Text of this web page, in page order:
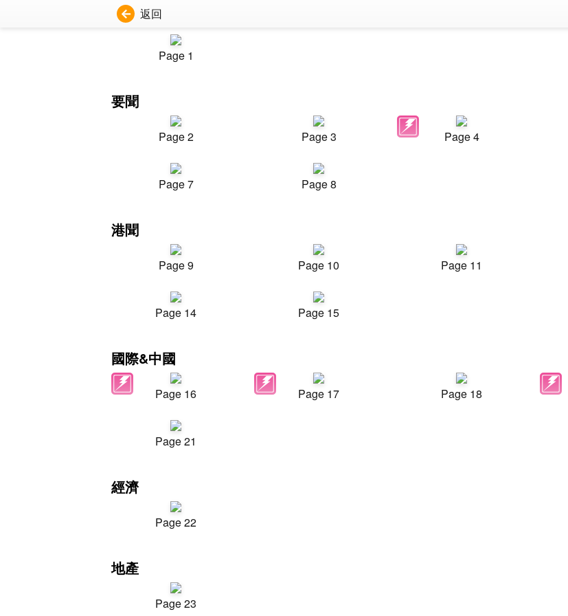
返回
Page 1
要聞
Page 2 Page 3 Page 4
Page 7 Page 8
港聞
Page 9 Page 10 Page 11
Page 14 Page 15
國際&中國
Page 16 Page 17 Page 18
Page 21
經濟
Page 22
地產
Page 23